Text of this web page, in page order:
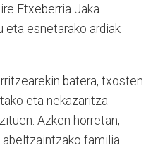
Etxeberria Jaka
eta esnetarako ardiak
batera, txosten
eta nekazaritza-
Azken horretan,
abeltzaintzako familia